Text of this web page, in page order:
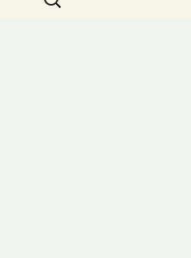
nach: